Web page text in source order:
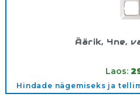
Äärik, 4ne,
Laos:
Hindade nägemiseks ja